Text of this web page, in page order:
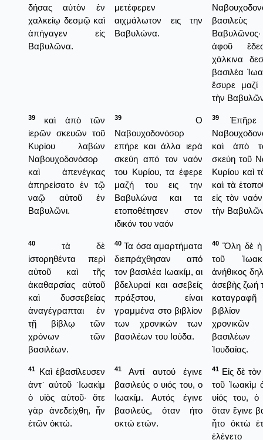
δήσας αὐτὸν ἐν
χαλκείῳ δεσμῷ καὶ
ἀπήγαγεν εἰς
Βαβυλῶνα.
μετέφερεν
αιχμάλωτον εις την
Βαβυλώνα.
ἀφοῦ
χάλκινα
βασιλέα
ἔσυρε μαζί
τὴν
39
καὶ ἀπὸ τῶν
ἱερῶν σκευῶν τοῦ
Κυρίου λαβὼν
Ναβουχοδονόσορ
καὶ ἀπενέγκας
ἀπηρείσατο ἐν τῷ
ναῷ αὐτοῦ ἐν
Βαβυλῶνι.
39
Ο
Ναβουχοδονόσορ
επήρε και άλλα ιερά
σκεύη από τον ναόν
του Κυρίου, τα έφερε
μαζή του εις την
Βαβυλώνα και τα
ετοποθέτησεν στον
ιδικόν του ναόν
39
καὶ ἀπὸ
σκεύη τοῦ
Κυρίου καὶ
καὶ τὰ
εἰς τὸν
τὴν
40
τὰ δὲ
ἱστορηθέντα περὶ
αὐτοῦ καὶ τῆς
ἀκαθαρσίας αὐτοῦ
καὶ δυσσεβείας
ἀναγέγραπται ἐν
τῇ βίβλῳ τῶν
χρόνων τῶν
βασιλέων.
40 Τα όσα αμαρτήματα
διεπράχθησαν από
τον βασιλέα Ιωακίμ, αι
βδελυραί και ασεβείς
πράξστου, είναι
γραμμένα στο βιβλίον
των χρονικών των
βασιλέων του Ιούδα.
40 Ὅλη δὲ ἡ
τοῦ
ἀνήθικος
ἀσεβὴς ζωή
καταγραφῆ
Ἰουδαίας.
41
Καὶ ἐβασίλευσεν
ἀντ᾿ αὐτοῦ ᾿Ιωακὶμ
ὁ υἱὸς αὐτοῦ· ὅτε
γὰρ ἀνεδείχθη, ἦν
ἐτῶν ὀκτώ.
41
Αντί αυτού έγινε
βασιλεύς ο υιός του, ο
Ιωακίμ. Αυτός έγινε
βασιλεύς, όταν ήτο
οκτώ ετών.
41 Εἰς δὲ
τοῦ Ἰωακὶμ
υἱός του, ὁ
ὅταν ἔγινε
ἦτο ὀκτὼ
ἐλέγετο